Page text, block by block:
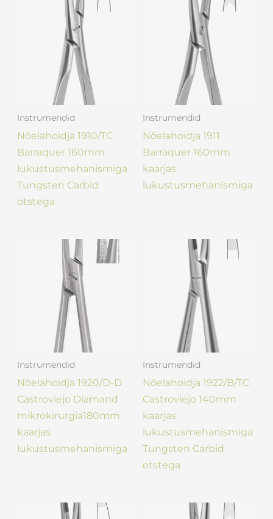
Instrumendid
Nõelahoidja 1910/TC
Barraquer 160mm
lukustusmehanismiga
Tungsten Carbid
otstega
Instrumendid
Nõelahoidja 1911
Barraquer 160mm
kaarjas
lukustusmehanismiga
Instrumendid
Nõelahoidja 1920/D-D
Castroviejo Diamand
mikrokirurgia180mm
kaarjas
lukustusmehanismiga
Instrumendid
Nõelahoidja 1922/B/TC
Castroviejo 140mm
kaarjas
lukustusmehanismiga
Tungsten Carbid
otstega